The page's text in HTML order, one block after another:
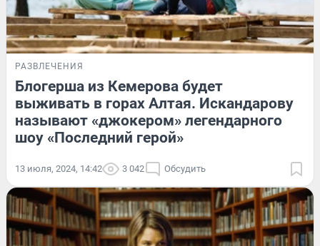
РАЗВЛЕЧЕНИЯ
Блогерша из Кемерова будет
выживать в горах Алтая. Искандарову
называют «джокером» легендарного
шоу «Последний герой»
13 июля, 2024, 14:42 3 042 Обсудить